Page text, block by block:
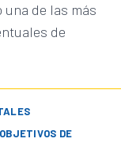
una de las más
de
OBJETIVOS DE